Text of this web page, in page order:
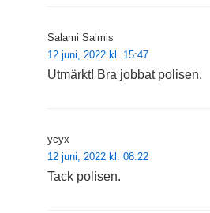
Salami Salmis
12 juni, 2022 kl. 15:47
Utmärkt! Bra jobbat polisen.
ycyx
12 juni, 2022 kl. 08:22
Tack polisen.